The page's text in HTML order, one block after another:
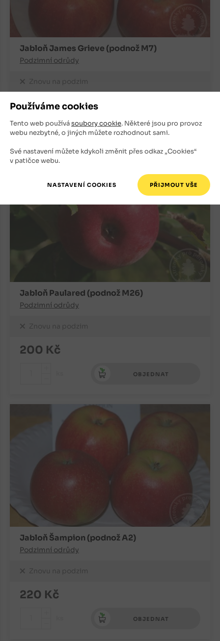
Používáme cookies
Tento web používásoubory cookie. Některé jsou pro provoz
webu nezbytné, o jiných můžete rozhodnout sami.
Své nastavení můžete kdykoli změnit přes odkaz „Cookies“
v patičce webu.
Jabloň James Grieve (podnož M7)
Podzimní odrůdy
Znovu na podzim
220Kč
+
-
ks OBJEDNAT
Jabloň Paulared (podnož M26)
Podzimní odrůdy
Znovu na podzim
200 Kč
OBJEDNAT
Jabloň Šampion (podnož A2)
Podzimní odrůdy
Znovu na podzim
220 Kč
OBJEDNAT